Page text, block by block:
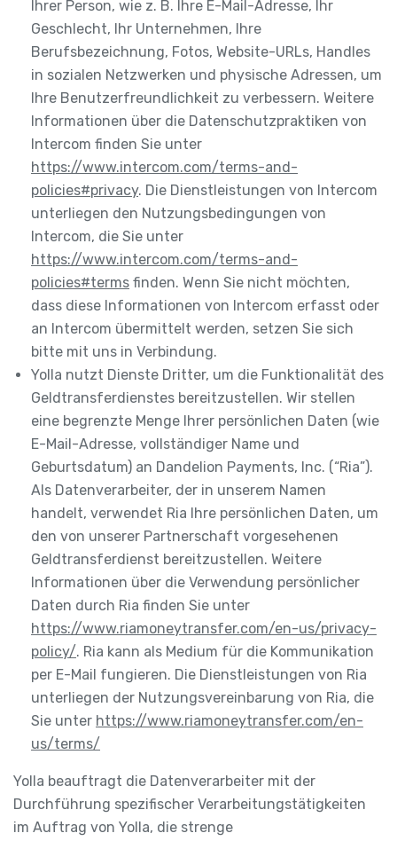
Ihrer Person, wie z. B. Ihre E-Mail-Adresse, Ihr
Geschlecht, Ihr Unternehmen, Ihre
Berufsbezeichnung, Fotos, Website-URLs, Handles
in sozialen Netzwerken und physische Adressen, um
Ihre Benutzerfreundlichkeit zu verbessern. Weitere
Informationen über die Datenschutzpraktiken von
Intercom finden Sie unter
https://www.intercom.com/terms-and-
policies#privacy. Die Dienstleistungen von Intercom
unterliegen den Nutzungsbedingungen von
Intercom, die Sie unter
https://www.intercom.com/terms-and-
policies#terms finden. Wenn Sie nicht möchten,
dass diese Informationen von Intercom erfasst oder
an Intercom übermittelt werden, setzen Sie sich
bitte mit uns in Verbindung.
Yolla nutzt Dienste Dritter, um die Funktionalität des
Geldtransferdienstes bereitzustellen. Wir stellen
eine begrenzte Menge Ihrer persönlichen Daten (wie
E-Mail-Adresse, vollständiger Name und
Geburtsdatum) an Dandelion Payments, Inc. (“Ria”).
Als Datenverarbeiter, der in unserem Namen
handelt, verwendet Ria Ihre persönlichen Daten, um
den von unserer Partnerschaft vorgesehenen
Geldtransferdienst bereitzustellen. Weitere
Informationen über die Verwendung persönlicher
Daten durch Ria finden Sie unter
https://www.riamoneytransfer.com/en-us/privacy-
policy/. Ria kann als Medium für die Kommunikation
per E-Mail fungieren. Die Dienstleistungen von Ria
unterliegen der Nutzungsvereinbarung von Ria, die
Sie unter https://www.riamoneytransfer.com/en-
us/terms/
Yolla beauftragt die Datenverarbeiter mit der
Durchführung spezifischer Verarbeitungstätigkeiten
im Auftrag von Yolla, die strenge